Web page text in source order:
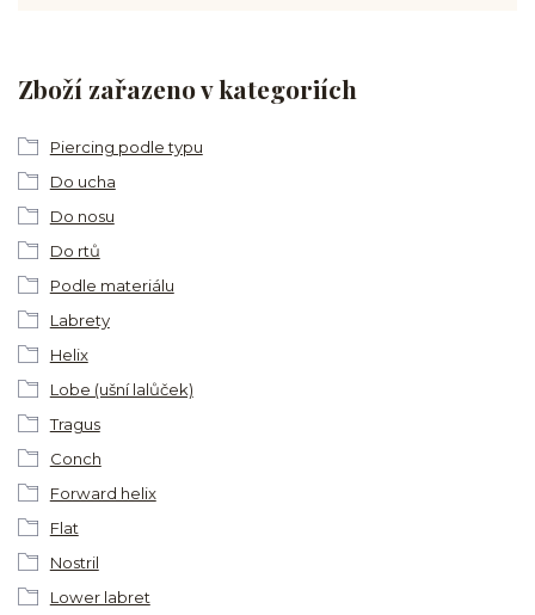
Zboží zařazeno v kategoriích
Piercing podle typu
Do ucha
Do nosu
Do rtů
Podle materiálu
Labrety
Helix
Lobe (ušní lalůček)
Tragus
Conch
Forward helix
Flat
Nostril
Lower labret